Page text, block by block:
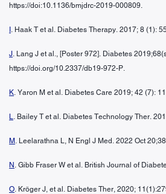
https://doi:10.1136/bmjdrc-2019-000809.
. Haak T et al. Diabetes Therapy. 2017; 8 (1):
J. Lang J et al., [Poster 972]. Diabetes
https://doi.org/10.2337/db19-972-P.
K. Yaron M et al. Diabetes Care 2019; 42 (7):
L. Bailey T et al. Diabetes Technology Ther.
M . Leelarathna L, N Engl J Med. 2022 Oct
N . Gibb Fraser W et al. British Journal of
O. Kröger J, et al. Diabetes Ther, 2020;